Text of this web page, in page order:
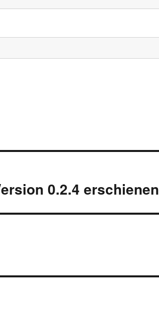
0.2.4 erschienen